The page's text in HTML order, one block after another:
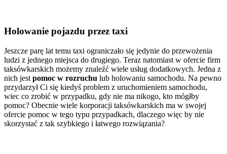
Holowanie pojazdu przez taxi
Jeszcze parę lat temu taxi ograniczało się jedynie do przewożenia
ludzi z jednego miejsca do drugiego. Teraz natomiast w ofercie firm
taksówkarskich możemy znaleźć wiele usług dodatkowych. Jedna z
nich jest pomoc w rozruchu lub holowaniu samochodu. Na pewno
przydarzył Ci się kiedyś problem z uruchomieniem samochodu,
wiec co zrobić w przypadku, gdy nie ma nikogo, kto mógłby
pomoc? Obecnie wiele korporacji taksówkarskich ma w swojej
ofercie pomoc w tego typu przypadkach, dlaczego więc by nie
skorzystać z tak szybkiego i łatwego rozwiązania?